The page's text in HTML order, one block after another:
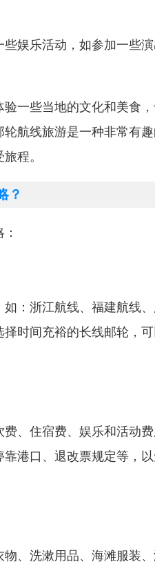
娱乐活动，如参加一些
一些当地的文化和美食
航线旅游是一种非常有
程。
？
：浙江航线、福建航线
时间充裕的长线邮轮，
、住宿费、娱乐和活动
港口、退改票规定等，
、洗漱用品、海滩服装、